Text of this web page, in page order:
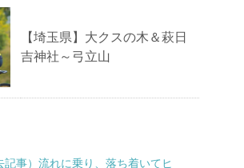
【埼玉県】大クスの木＆萩日
吉神社～弓立山
記事）流れに乗り、落ち着いてヒ